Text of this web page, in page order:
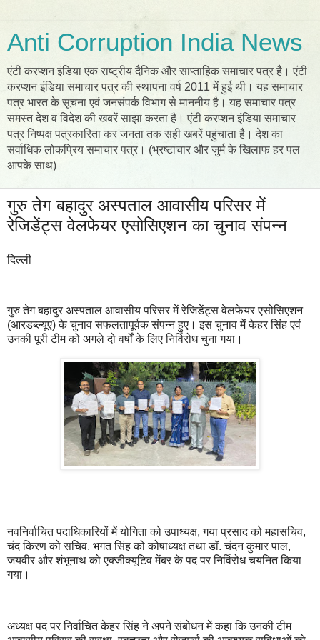
Anti Corruption India News
एंटी करप्शन इंडिया एक राष्ट्रीय दैनिक और साप्ताहिक समाचार पत्र है। एंटी
करप्शन इंडिया समाचार पत्र की स्थापना वर्ष 2011 में हुई थी। यह समाचार
पत्र भारत के सूचना एवं जनसंपर्क विभाग से माननीय है। यह समाचार पत्र
समस्त देश व विदेश की खबरें साझा करता है। एंटी करप्शन इंडिया समाचार
पत्र निष्पक्ष पत्रकारिता कर जनता तक सही खबरें पहुंचाता है। देश का
सर्वाधिक लोकप्रिय समाचार पत्र। (भ्रष्टाचार और जुर्म के खिलाफ हर पल
आपके साथ)
गुरु तेग बहादुर अस्पताल आवासीय परिसर में
रेजिडेंट्स वेलफेयर एसोसिएशन का चुनाव संपन्न
दिल्ली
गुरु तेग बहादुर अस्पताल आवासीय परिसर में रेजिडेंट्स वेलफेयर एसोसिएशन
(आरडब्ल्यूए) के चुनाव सफलतापूर्वक संपन्न हुए। इस चुनाव में केहर सिंह एवं
उनकी पूरी टीम को अगले दो वर्षों के लिए निर्विरोध चुना गया।
नवनिर्वाचित पदाधिकारियों में योगिता को उपाध्यक्ष, गया प्रसाद को महासचिव,
चंद किरण को सचिव, भगत सिंह को कोषाध्यक्ष तथा डॉ. चंदन कुमार पाल,
जयवीर और शंभूनाथ को एक्जीक्यूटिव मेंबर के पद पर निर्विरोध चयनित किया
गया।
अध्यक्ष पद पर निर्वाचित केहर सिंह ने अपने संबोधन में कहा कि उनकी टीम